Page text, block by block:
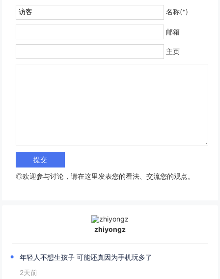
名称(*)
邮箱
主页
◎欢迎参与讨论，请在这里发表您的看法、交流您的观点。
zhiyongz
年轻人不想生孩子 可能还真因为手机玩多了
2天前